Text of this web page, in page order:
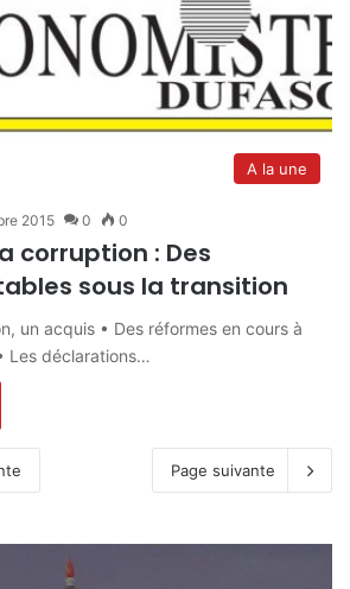
A la une
2015 0 0
corruption : Des
sous la transition
un acquis • Des réformes en cours à
Les déclarations…
Page suivante